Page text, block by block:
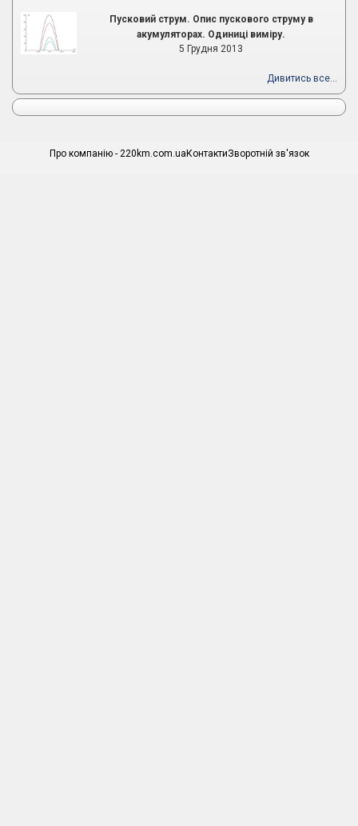
Пусковий струм. Опис пускового струму в
акумуляторах. Одиниці виміру.
5 Грудня 2013
Дивитись все...
Про компанію - 220km.com.uaКонтактиЗворотній зв'язок